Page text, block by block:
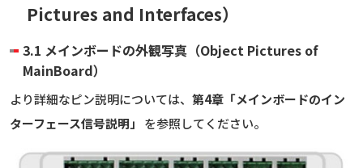
Pictures and Interfaces）
3.1 メインボードの外観写真（Object Pictures of
MainBoard）
より詳細なピン説明については、 第4章「メインボードのイン
ターフェース信号説明」
を参照してください。